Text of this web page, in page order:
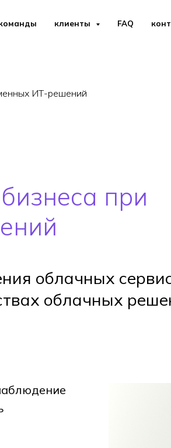
клиенты FAQ
ИТ-решений
при
облачных
облачных